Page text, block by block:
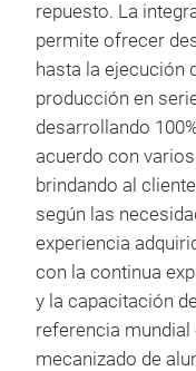
repuesto. La
permite ofrecer
hasta la ejecución
producción en
desarrollando
acuerdo con
brindando al
según las
experiencia
con la continua
y la capacitación
referencia
mecanizado de